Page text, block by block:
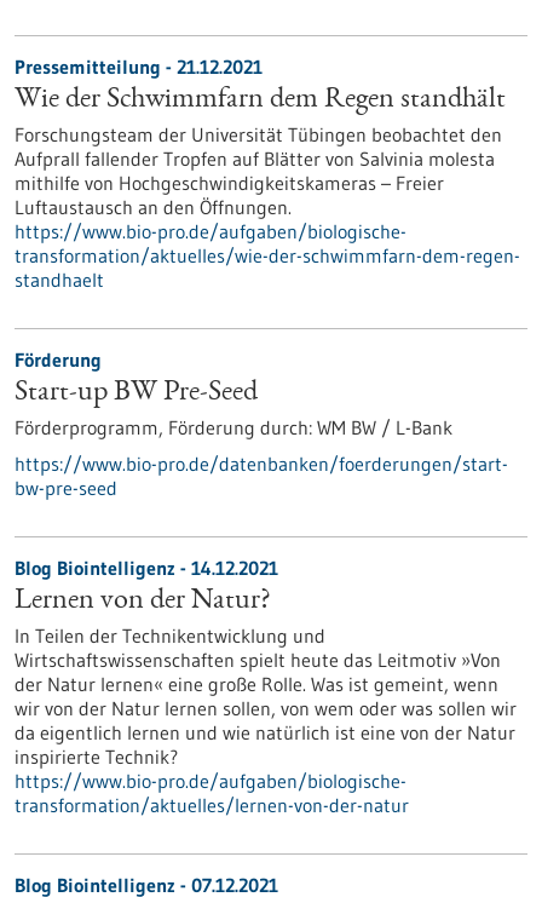
Pressemitteilung - 21.12.2021
Wie der Schwimmfarn dem Regen standhält
Forschungsteam der Universität Tübingen beobachtet den
Aufprall fallender Tropfen auf Blätter von Salvinia molesta
mithilfe von Hochgeschwindigkeitskameras – Freier
Luftaustausch an den Öffnungen.
https://www.bio-pro.de/aufgaben/biologische-
transformation/aktuelles/wie-der-schwimmfarn-dem-regen-
standhaelt
Förderung
Start-up BW Pre-Seed
Förderprogramm, Förderung durch: WM BW / L-Bank
https://www.bio-pro.de/datenbanken/foerderungen/start-
bw-pre-seed
Blog Biointelligenz - 14.12.2021
Lernen von der Natur?
In Teilen der Technikentwicklung und
Wirtschaftswissenschaften spielt heute das Leitmotiv »Von
der Natur lernen« eine große Rolle. Was ist gemeint, wenn
wir von der Natur lernen sollen, von wem oder was sollen wir
da eigentlich lernen und wie natürlich ist eine von der Natur
inspirierte Technik?
https://www.bio-pro.de/aufgaben/biologische-
transformation/aktuelles/lernen-von-der-natur
Blog Biointelligenz - 07.12.2021